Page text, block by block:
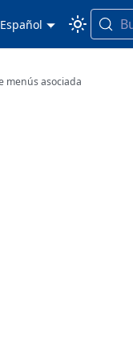
Español
menús asociada